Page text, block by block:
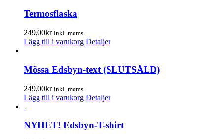
Termosflaska
249,00kr inkl. moms
Lägg till i varukorg Detaljer
Mössa Edsbyn-text (SLUTSÅLD)
249,00kr inkl. moms
Lägg till i varukorg Detaljer
NYHET! Edsbyn-T-shirt